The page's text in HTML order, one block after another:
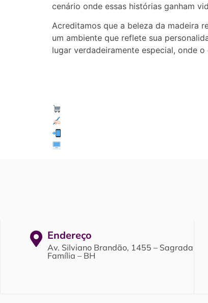
cenário onde essas histórias ganham
Acreditamos que a beleza da madeira
um ambiente que reflete sua
lugar verdadeiramente especial, onde
Endereço
Av. Silviano Brandão, 1455 – Sagrada
Família – BH